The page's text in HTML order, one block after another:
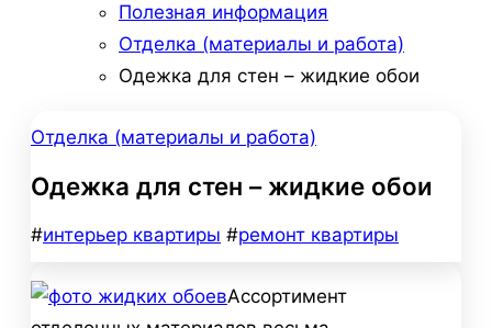
Полезная информация
Отделка (материалы и работа)
Одежка для стен – жидкие обои
Отделка (материалы и работа)
Одежка для стен – жидкие обои
#интерьер квартиры #ремонт квартиры
Ассортимент